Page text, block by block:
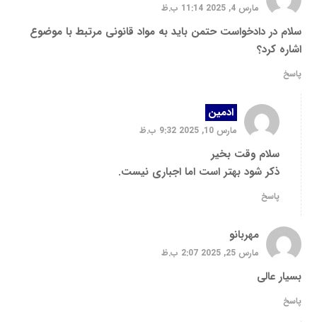
مارس 4, 2025 11:14 ب.ظ
سلام در دادخواست حتمن باید به مواد قانونی مرتبط با موضوع
اشاره کرد؟
پاسخ
ادمین
مارس 10, 2025 9:32 ب.ظ
سلام وقت بخیر
ذکر شود بهتر است اما اجباری نیست.
پاسخ
مهربانو
مارس 25, 2025 2:07 ب.ظ
بسیار عالی
پاسخ